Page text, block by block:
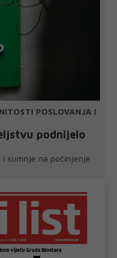
POSLOVANJA I
podnijelo
sumnje na počinjenje